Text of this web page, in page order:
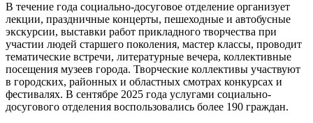
В течение года социально-досуговое отделение организует
лекции, праздничные концерты, пешеходные и автобусные
экскурсии, выставки работ прикладного творчества при
участии людей старшего поколения, мастер классы, проводит
тематические встречи, литературные вечера, коллективные
посещения музеев города. Творческие коллективы участвуют
в городских, районных и областных смотрах конкурсах и
фестивалях. В сентябре 2025 года услугами социально-
досугового отделения воспользовались более 190 граждан.